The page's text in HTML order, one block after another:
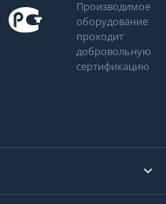
Производимое
оборудование
проходит
добровольную
сертификацию